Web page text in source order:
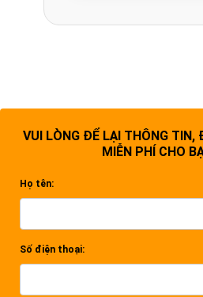
VUI LÒNG ĐỂ LẠI THÔNG TIN,
MIỄN PHÍ CHO
Họ tên:
Số điện thoại: